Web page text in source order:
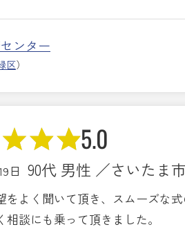
ンター
区）
5.0
日 90代 男性 ／さいたま
をよく聞いて頂き、スムーズな
相談にも乗って頂きました。